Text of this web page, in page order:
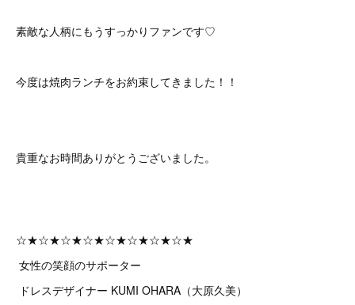
素敵な人柄にもうすっかりファンです♡
今度は焼肉ランチをお約束してきました！！
貴重なお時間ありがとうございました。
☆★☆★☆★☆★☆★☆★☆★☆★
女性の笑顔のサポーター
ドレスデザイナー KUMI OHARA（大原久美）